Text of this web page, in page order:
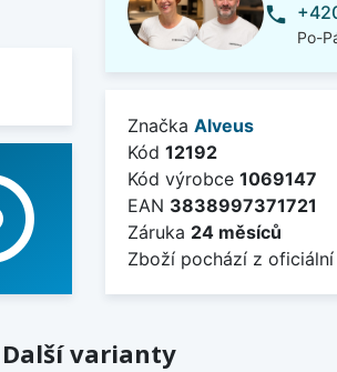
phone
Po-
Značka Alveus
Kód 12192
Kód výrobce 1069147
EAN 3838997371721
Záruka 24 měsíců
Zboží pochází z
Další varianty